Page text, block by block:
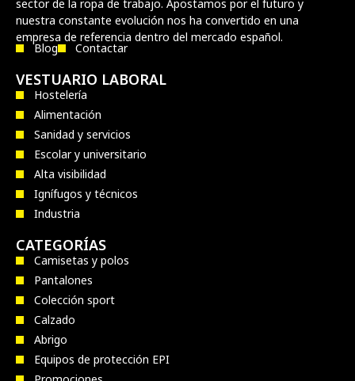
sector de la ropa de trabajo. Apostamos por el futuro y
nuestra constante evolución nos ha convertido en una
empresa de referencia dentro del mercado español.
Blog Contactar
VESTUARIO LABORAL
Hostelería
Alimentación
Sanidad y servicios
Escolar y universitario
Alta visibilidad
Ignífugos y técnicos
Industria
CATEGORÍAS
Camisetas y polos
Pantalones
Colección sport
Calzado
Abrigo
Equipos de protección EPI